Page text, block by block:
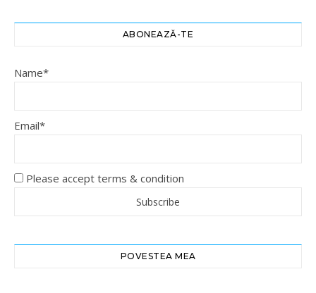
ABONEAZĂ-TE
Name*
Email*
Please accept terms & condition
POVESTEA MEA